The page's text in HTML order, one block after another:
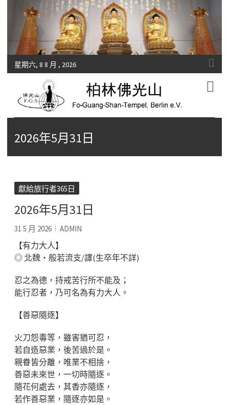
星期六, 8 8 月 , 2026
Fo-Guang-Shan-Tempel, Berlin e.V.
2026年5月31日
獻給旅行者365日
2026年5月31日
31 5 月 2026 ADMIN
【有力大人】
◎ 北魏‧般若流支/譯(生卒年不詳)
忍之為德，持戒苦行所不能及；
能行忍者，乃可名為有力大人。
【善惡隨逐】
火刀怨毒等，雖害猶可忍，
若自造惡業，後苦過於是。
親眷皆分離，唯業不相捨，
善惡未來世，一切時隨逐。
隨花何處去，其香亦隨逐，
若作善惡業，隨逐亦如是。